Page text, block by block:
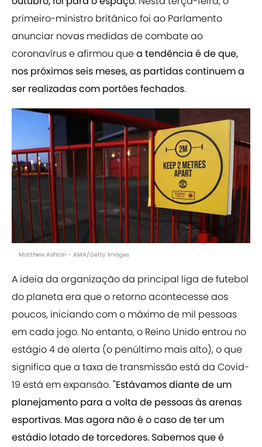
primeiro-ministro britânico foi ao Parlamento
anunciar novas medidas de combate ao
coronavírus e afirmou quea tendência é de que,
nos próximos seis meses, as partidas continuem a
ser realizadas com portões fechados.
Matthew Ashton - AMA/Getty Images
A ideia da organização da principal liga de futebol
do planeta era que o retorno acontecesse aos
poucos, iniciando com o máximo de mil pessoas
em cada jogo. No entanto, o Reino Unido entrou no
estágio 4 de alerta (o penúltimo mais alto), o que
significa que a taxa de transmissão está da Covid-
19 está em expansão."Estávamos diante de um
planejamento para a volta de pessoas às arenas
esportivas. Mas agora não é o caso de ter um
estádio lotado de torcedores. Sabemos que é